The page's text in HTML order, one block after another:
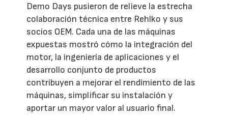
Demo Days pusieron de relieve la estrecha
colaboración técnica entre Rehlko y sus
socios OEM. Cada una de las máquinas
expuestas mostró cómo la integración del
motor, la ingeniería de aplicaciones y el
desarrollo conjunto de productos
contribuyen a mejorar el rendimiento de las
máquinas, simplificar su instalación y
aportar un mayor valor al usuario final.